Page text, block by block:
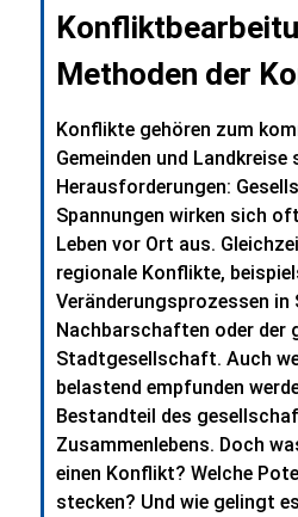
Methoden der
Konflikte gehören zum
Gemeinden und
Herausforderungen:
Spannungen wirken sich
Leben vor Ort aus.
regionale Konflikte,
Veränderungsprozessen in
Nachbarschaften oder der
Stadtgesellschaft. Auch
belastend empfunden
Bestandteil des
Zusammenlebens. Doch
einen Konflikt? Welche
stecken? Und wie gelingt